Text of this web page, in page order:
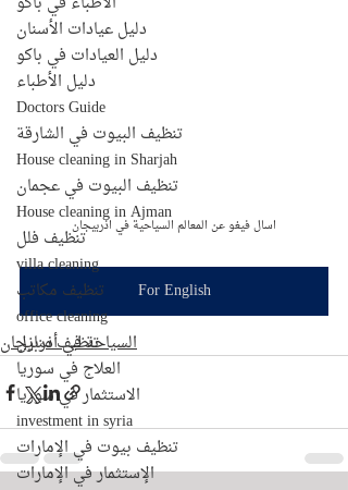
دليل عيادات الأسنان
دليل العيادات في باكو
دليل الأطباء
Doctors Guide
تنظيف البيوت في الشارقة
House cleaning in Sharjah
تنظيف البيوت في عجمان
House cleaning in Ajman
تنظيف فلل
villa cleaning
تنظيف مكاتب
office cleaning
تنظيف منازل
العلاج في سوريا
الاستثمار في سوريا
investment in syria
تنظيف بيوت في الإمارات
الإستثمار في الإمارات
اسال فيغو عن المعالم السياحية في اذربيجان
For English
السياحة في أذربيجان